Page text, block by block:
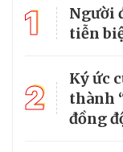
1
Người
tiễn
2
Ký ức
thành
đồng